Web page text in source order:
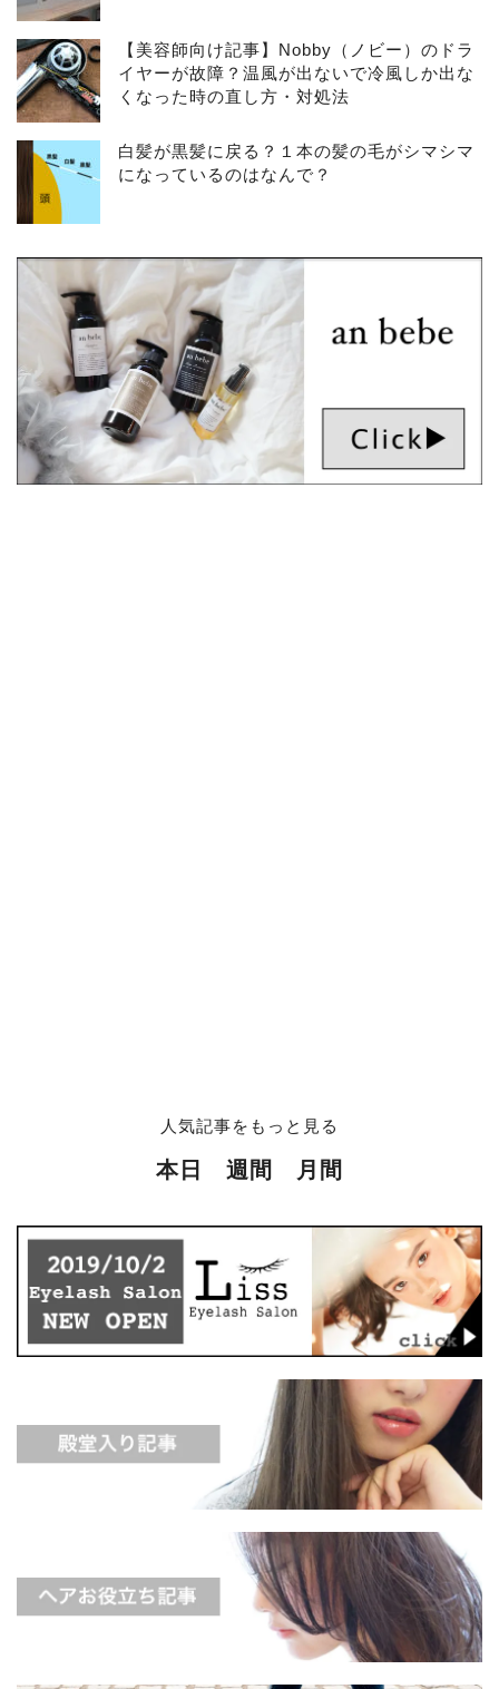
【美容師向け記事】Nobby（ノビー）のドラ
イヤーが故障？温風が出ないで冷風しか出な
くなった時の直し方・対処法
白髪が黒髪に戻る？１本の髪の毛がシマシマ
になっているのはなんで？
人気記事をもっと見る
本日 週間 月間